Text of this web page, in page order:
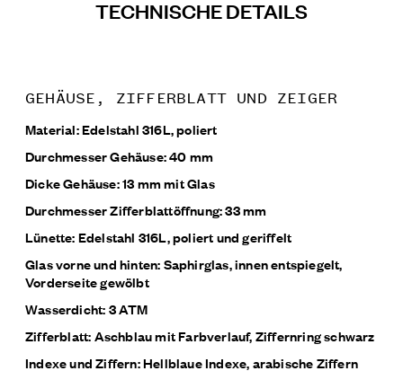
TECHNISCHE DETAILS
GEHÄUSE, ZIFFERBLATT UND ZEIGER
Material: Edelstahl 316L, poliert
Durchmesser Gehäuse: 40 mm
Dicke Gehäuse: 13 mm mit Glas
Durchmesser Zifferblattöffnung: 33 mm
Lünette: Edelstahl 316L, poliert und geriffelt
Glas vorne und hinten: Saphirglas, innen entspiegelt,
Vorderseite gewölbt
Wasserdicht: 3 ATM
Zifferblatt: Aschblau mit Farbverlauf, Ziffernring schwarz
Indexe und Ziffern: Hellblaue Indexe, arabische Ziffern